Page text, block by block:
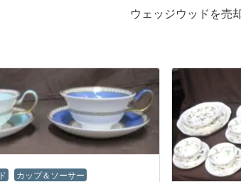
ウェッジウッドを売
カップ＆ソーサー